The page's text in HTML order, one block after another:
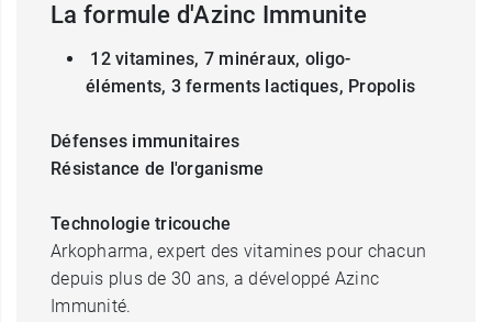
La formule d'Azinc Immunite
12 vitamines, 7 minéraux, oligo-
éléments, 3 ferments lactiques, Propolis
Défenses immunitaires
Résistance de l'organisme
Technologie tricouche
Arkopharma, expert des vitamines pour chacun
depuis plus de 30 ans, a développé Azinc
Immunité.